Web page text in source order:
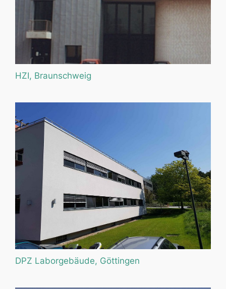
HZI, Braunschweig
DPZ Laborgebäude, Göttingen